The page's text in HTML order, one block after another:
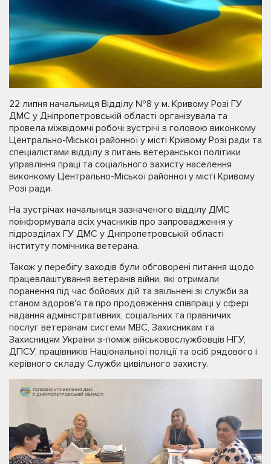
22 липня начальниця Відділу №8 у м. Кривому Розі ГУ
ДМС у Дніпропетровській області організувала та
провела міжвідомчі робочі зустрічі з головою виконкому
Центрально-Міської районної у місті Кривому Розі ради та
спеціалістами відділу з питань ветеранської політики
управління праці та соціального захисту населення
виконкому Центрально-Міської районної у місті Кривому
Розі ради.
На зустрічах начальниця зазначеного відділу ДМС
поінформувала всіх учасників про запровадження у
підрозділах ГУ ДМС у Дніпропетровській області
інституту помічника ветерана.
Також у перебігу заходів були обговорені питання щодо
працевлаштування ветеранів війни, які отримали
поранення під час бойових дій та звільнені зі служби за
станом здоров'я та про продовження співпраці у сфері
надання адміністративних, соціальних та правничих
послуг ветеранам системи МВС, Захисникам та
Захисницям України з-поміж військовослужбовців НГУ,
ДПСУ, працівників Національної поліції та осіб рядового і
керівного складу Служби цивільного захисту.